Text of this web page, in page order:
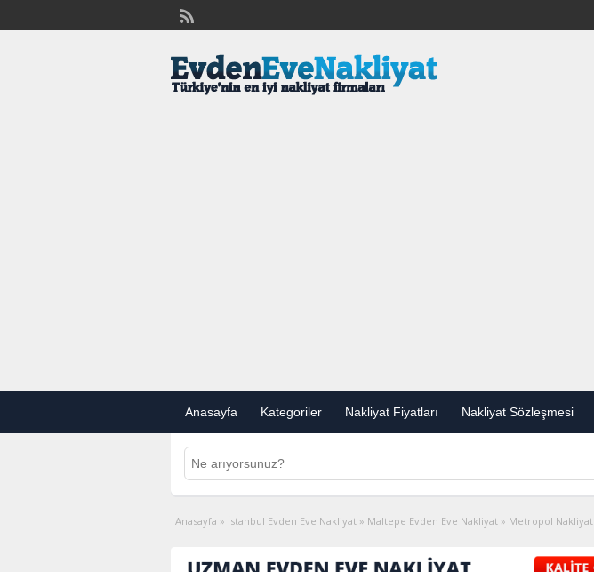
Anasayfa Kategoriler Nakliyat Fiyatları Nakliyat Sözleşmesi
Anasayfa » İstanbul Evden Eve Nakliyat » Maltepe Evden Eve Nakliyat » Metropol Nakliyat